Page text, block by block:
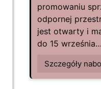
promowaniu
odpornej
jest otwarty i
do 15 września…
Szczegóły